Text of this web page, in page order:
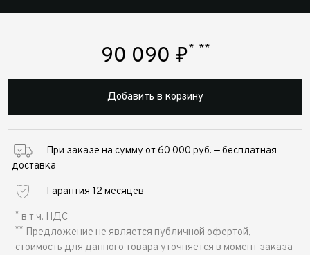
90 090 ₽* **
Добавить в корзину
При заказе на сумму от 60 000 руб. — бесплатная
доставка
Гарантия 12 месяцев
* в т.ч. НДС
** Предложение не является публичной офертой,
стоимость для данного товара уточняется в момент заказа